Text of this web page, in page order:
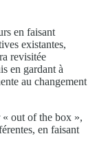
en faisant
existantes,
revisitée
en gardant à
au changement
« out of the box »,
en faisant